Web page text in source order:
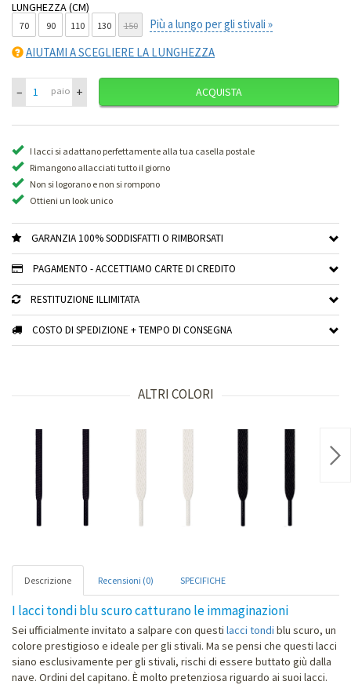
LUNGHEZZA (CM)
70 90 110 130 150
Più a lungo per gli stivali »
AIUTAMI A SCEGLIERE LA LUNGHEZZA
– paio + ACQUISTA
I lacci si adattano perfettamente alla tua casella postale
Rimangono allacciati tutto il giorno
Non si logorano e non si rompono
Ottieni un look unico
GARANZIA 100% SODDISFATTI O RIMBORSATI
PAGAMENTO - ACCETTIAMO CARTE DI CREDITO
RESTITUZIONE ILLIMITATA
COSTO DI SPEDIZIONE + TEMPO DI CONSEGNA
ALTRI COLORI
Descrizione Recensioni (0) SPECIFICHE
I lacci tondi blu scuro catturano le immaginazioni
Sei ufficialmente invitato a salpare con questi lacci tondi blu scuro, un
colore prestigioso e ideale per gli stivali. Ma se pensi che questi lacci
siano esclusivamente per gli stivali, rischi di essere buttato giù dalla
nave. Ordini del capitano. È molto pretenziosa riguardo ai suoi lacci.